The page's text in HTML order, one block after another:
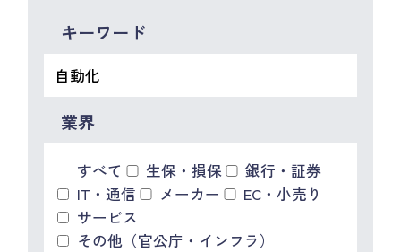
採用情報
IR情報
CX向上情報サイト
キーワード
業界
すべて 生保・損保
銀行・証券
IT・通信
メーカー
EC・小売り
サービス
その他（官公庁・インフラ）